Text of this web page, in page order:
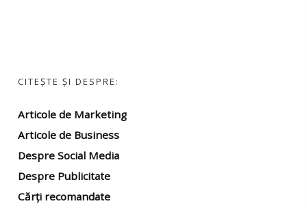
CITEȘTE ȘI DESPRE:
Articole de Marketing
Articole de Business
Despre Social Media
Despre Publicitate
Cărți recomandate